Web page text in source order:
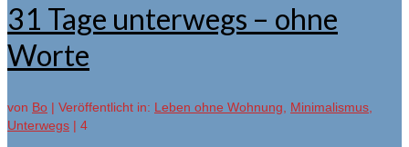
31 Tage unterwegs – ohne
Worte
von Bo | Veröffentlicht in: Leben ohne Wohnung Minimalismus
Unterwegs | 4